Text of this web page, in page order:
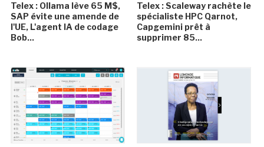
Telex : Ollama lève 65 M$,
SAP évite une amende de
l'UE, L'agent IA de codage
Bob...
Telex : Scaleway rachète le
spécialiste HPC Qarnot,
Capgemini prêt à
supprimer 85...